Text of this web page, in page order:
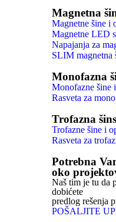
Magnetna
Magnetne šine i
Magnetne LED
Napajanja za
SLIM magnetna
Monofazna
Monofazne šine
Rasveta za
Trofazna
Trofazne šine i
Rasveta za
Potrebna
oko
Naš tim je tu da
dobićete
predlog rešenja
POŠALJITE